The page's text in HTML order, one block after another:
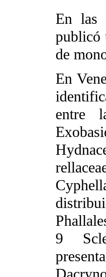
En las
publicó
de
En
entre
9